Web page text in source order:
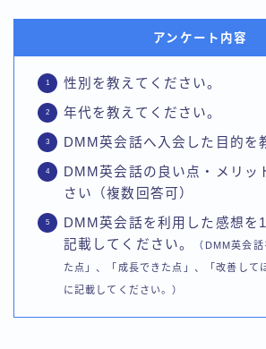
アンケート内容
性別を教えてください。
年代を教えてください。
DMM英会話へ入会した目的を
DMM英会話の良い点・メリッ
さい（複数回答可）
DMM英会話を利用した感想を
記載してください。
（DMM英会
た点」、「成長できた点」、「改善して
に記載してください。）